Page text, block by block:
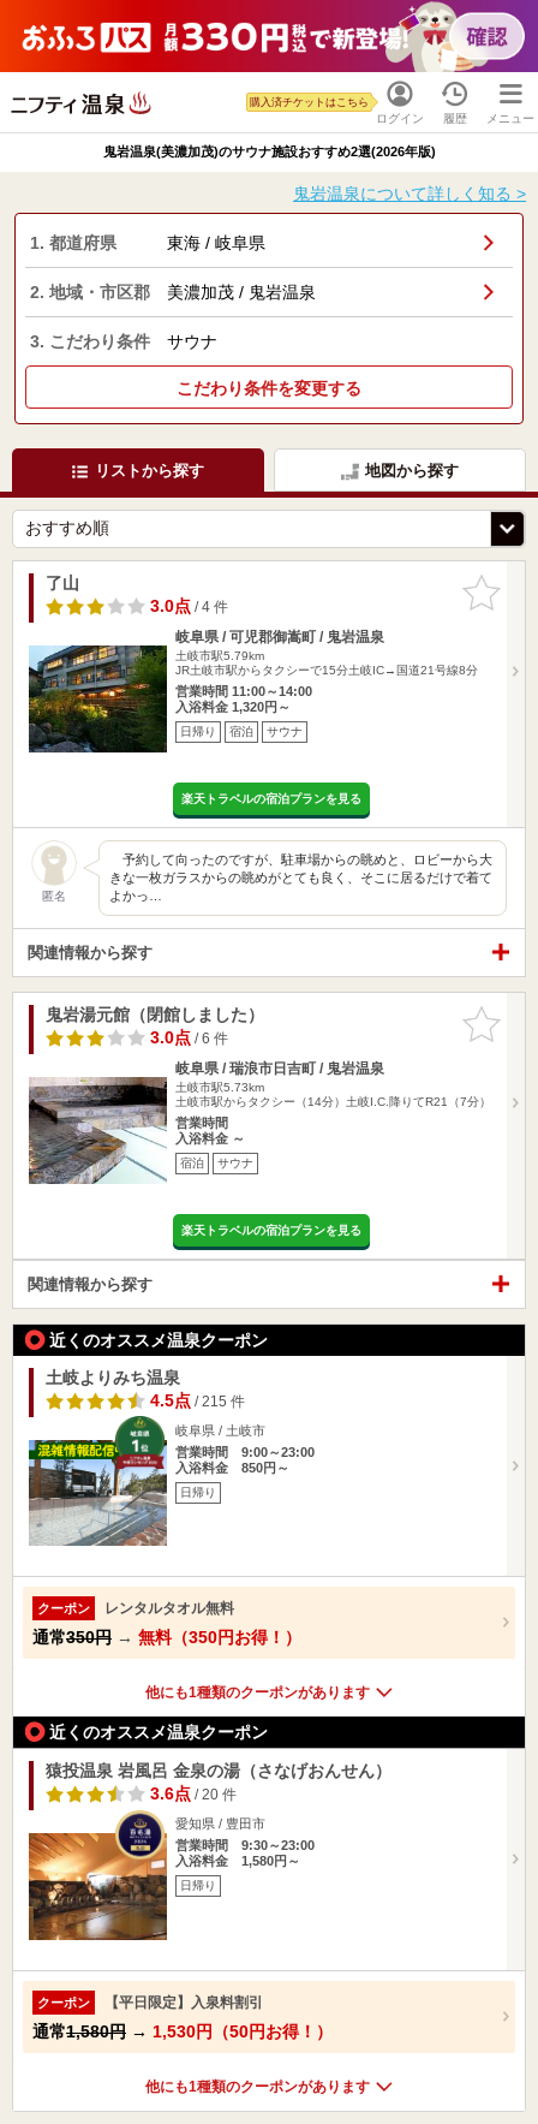
ログイン
購入済チケットはこちら
履歴 メニュー
鬼岩温泉(美濃加茂)のサウナ施設おすすめ2選(2026年版)
鬼岩温泉について詳しく知る >
1. 都道府県 東海 / 岐阜県
2. 地域・市区郡 美濃加茂 / 鬼岩温泉
3. こだわり条件 サウナ
こだわり条件を変更する
リストから探す 地図から探す
お気に入
りに追加
了山
3.0点/ 4 件
岐阜県 / 可児郡御嵩町 / 鬼岩温泉
土岐市駅5.79km
JR土岐市駅からタクシーで15分土岐IC→国道21号線8分
営業時間 11:00～14:00
入浴料金 1,320円～
日帰り 宿泊 サウナ
楽天トラベルの宿泊プランを見る
匿名
予約して向ったのですが、駐車場からの眺めと、ロビーから大
きな一枚ガラスからの眺めがとても良く、そこに居るだけで着て
よかっ…
関連情報から探す
お気に入
りに追加
鬼岩湯元館（閉館しました）
3.0点/ 6 件
岐阜県 / 瑞浪市日吉町 / 鬼岩温泉
土岐市駅5.73km
土岐市駅からタクシー（14分）土岐I.C.降りてR21（7分）
営業時間
入浴料金 ～
宿泊 サウナ
楽天トラベルの宿泊プランを見る
関連情報から探す
近くのオススメ温泉クーポン
土岐よりみち温泉
4.5点/ 215 件
岐阜県 / 土岐市
営業時間 9:00～23:00
入浴料金 850円～
日帰り
クーポン レンタルタオル無料
通常350円 → 無料（350円お得！）
他にも1種類のクーポンがあります
近くのオススメ温泉クーポン
猿投温泉 岩風呂 金泉の湯（さなげおんせん）
3.6点/ 20 件
愛知県 / 豊田市
営業時間 9:30～23:00
入浴料金 1,580円～
日帰り
クーポン 【平日限定】入泉料割引
通常1,580円 → 1,530円（50円お得！）
他にも1種類のクーポンがあります